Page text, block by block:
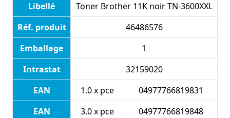
Libellé
Toner Brother 11K noir TN-3600XXL
Réf. produit
46486576
Emballage
1
Intrastat
32159020
EAN
1.0 x pce
04977766819831
EAN
3.0 x pce 04977766819848